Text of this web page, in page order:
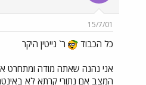
15/7/01
כל הכבוד ר` נייטין היקר
אני נהנה שאתה מודה ומתחרט
המצב אם נתורי קרתא לא